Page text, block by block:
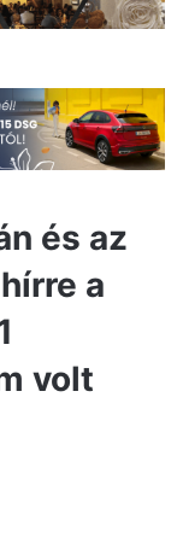
és az
a
volt